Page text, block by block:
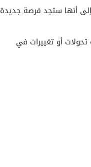
إلى أنها ستجد فرصة جديدة
تحولات أو تغييرات في